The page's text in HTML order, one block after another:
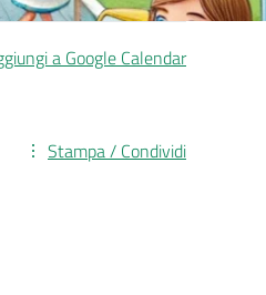
a Google Calendar
Stampa / Condividi